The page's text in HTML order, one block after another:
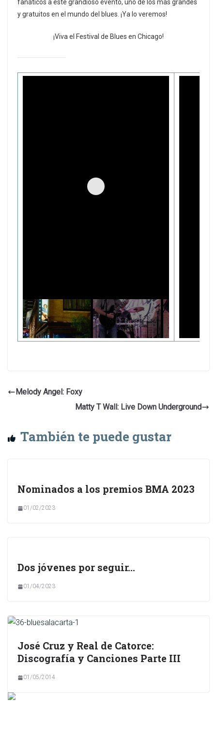
fanáticos a este grandioso evento, uno de los más grandes
y gratuitos en el mundo del blues. ¡Ya lo veremos!
¡Viva el Festival de Blues en Chicago!
Melody Angel: Foxy
Matty T Wall: Live Down Underground
También te puede gustar
Nominados a los premios BMA 2023
01/02/2023
Dos jóvenes por seguir…
01/04/2023
José Cruz y Real de Catorce:
Discografía y Canciones Parte III
01/05/2014